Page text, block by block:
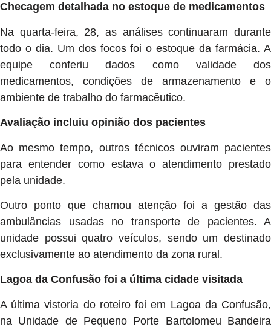
Checagem detalhada no estoque de medicamentos
Na quarta-feira, 28, as análises continuaram durante
todo o dia. Um dos focos foi o estoque da farmácia. A
equipe conferiu dados como validade dos
medicamentos, condições de armazenamento e o
ambiente de trabalho do farmacêutico.
Avaliação incluiu opinião dos pacientes
Ao mesmo tempo, outros técnicos ouviram pacientes
para entender como estava o atendimento prestado
pela unidade.
Outro ponto que chamou atenção foi a gestão das
ambulâncias usadas no transporte de pacientes. A
unidade possui quatro veículos, sendo um destinado
exclusivamente ao atendimento da zona rural.
Lagoa da Confusão foi a última cidade visitada
A última vistoria do roteiro foi em Lagoa da Confusão,
na Unidade de Pequeno Porte Bartolomeu Bandeira